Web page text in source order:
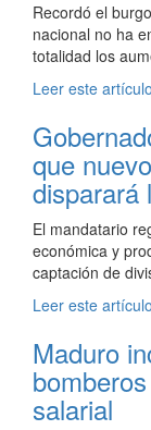
Recordó el
nacional no ha
totalidad los
Leer este
que
disparará
El mandatario
económica y
captación de
Leer este
Maduro
salarial